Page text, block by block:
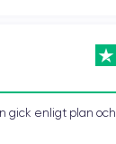
gick enligt plan